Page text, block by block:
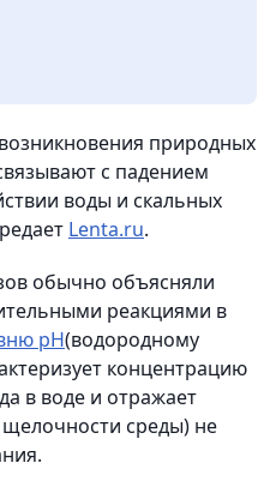
природных
с падением
воды и скальных
Lenta.ru.
обычно объясняли
реакциями в
pH(водородному
концентрацию
в воде и отражает
среды) не